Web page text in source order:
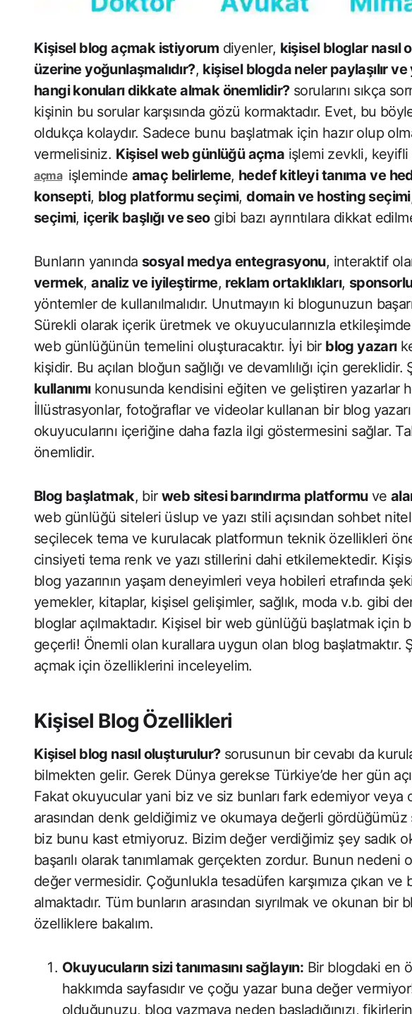
Kişisel blog açmak istiyorum diyenler, kişisel bloglar nasıl
üzerine yoğunlaşmalıdır?, kişisel blogda neler paylaşılır
hangi konuları dikkate almak önemlidir?sorularını sıkça
kişinin bu sorular karşısında gözü kormaktadır. Evet, bu
oldukça kolaydır. Sadece bunu başlatmak için hazır olup
vermelisiniz. Kişisel web günlüğü açma işlemi zevkli,
açma işleminde amaç belirleme, hedef kitleyi tanıma ve
konsepti, blog platformu seçimi,domain ve hosting seçimi
seçimi, içerik başlığı ve seogibi bazı ayrıntılara dikkat
Bunların yanında sosyal medya entegrasyonu, interaktif
vermek,analiz ve iyileştirme, reklam ortaklıkları,
yöntemler de kullanılmalıdır. Unutmayın ki blogunuzun
Sürekli olarak içerik üretmek ve okuyucularınızla
web günlüğünün temelini oluşturacaktır. İyi bir blog yazarı
kişidir. Bu açılan bloğun sağlığı ve devamlılığı için
kullanımıkonusunda kendisini eğiten ve geliştiren yazarlar
İllüstrasyonlar, fotoğraflar ve videolar kullanan bir blog
okuyucularını içeriğine daha fazla ilgi göstermesini sağlar.
önemlidir.
Blog başlatmak, birweb sitesi barındırma platformuve
web günlüğü siteleri üslup ve yazı stili açısından sohbet
seçilecek tema ve kurulacak platformun teknik özellikleri
cinsiyeti tema renk ve yazı stillerini dahi etkilemektedir.
blog yazarının yaşam deneyimleri veya hobileri etrafında
yemekler, kitaplar, kişisel gelişimler, sağlık, moda v.b. gibi
bloglar açılmaktadır. Kişisel bir web günlüğü başlatmak için
geçerli! Önemli olan kurallara uygun olan blog başlatmaktır.
açmak için özelliklerini inceleyelim.
Kişisel Blog Özellikleri
Kişisel blog nasıl oluşturulur?sorusunun bir cevabı da
bilmekten gelir. Gerek Dünya gerekse Türkiye’de her gün
Fakat okuyucular yani biz ve siz bunları fark edemiyor veya
arasından denk geldiğimiz ve okumaya değerli
biz bunu kast etmiyoruz. Bizim değer verdiğimiz şey sadık
başarılı olarak tanımlamak gerçekten zordur. Bunun nedeni
değer vermesidir. Çoğunlukla tesadüfen karşımıza çıkan
almaktadır. Tüm bunların arasından sıyrılmak ve okunan
özelliklere bakalım.
Okuyucuların sizi tanımasını sağlayın: Bir blogdaki en
hakkımda sayfasıdır ve çoğu yazar buna değer
olduğunuzu, blog yazmaya neden başladığınızı,